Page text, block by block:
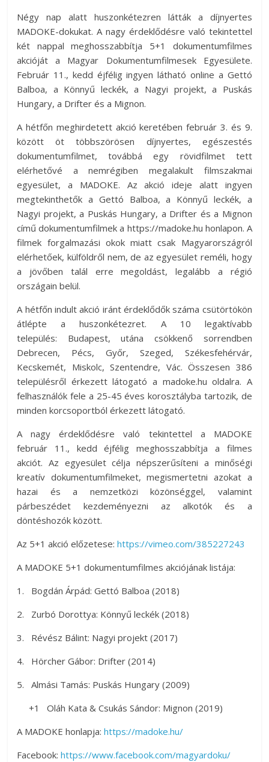
mint
céges
rendezvények
szervezőinek,
vagy
az
tervezgető
kisasszonyoknak.
Négy nap alatt huszonkétezren látták a díjnyertes
MADOKE-dokukat. A nagy érdeklődésre való tekintettel
két nappal meghosszabbítja 5+1 dokumentumfilmes
akcióját a Magyar Dokumentumfilmesek Egyesülete.
Február 11., kedd éjfélig ingyen látható online a Gettó
Balboa, a Könnyű leckék, a Nagyi projekt, a Puskás
Hungary, a Drifter és a Mignon.
A hétfőn meghirdetett akció keretében február 3. és 9.
között öt többszörösen díjnyertes, egészestés
dokumentumfilmet, továbbá egy rövidfilmet tett
elérhetővé a nemrégiben megalakult filmszakmai
egyesület, a MADOKE. Az akció ideje alatt ingyen
megtekinthetők a Gettó Balboa, a Könnyű leckék, a
Nagyi projekt, a Puskás Hungary, a Drifter és a Mignon
című dokumentumfilmek a https://madoke.hu honlapon. A
filmek forgalmazási okok miatt csak Magyarországról
elérhetőek, külföldről nem, de az egyesület reméli, hogy
a jövőben talál erre megoldást, legalább a régió
országain belül.
A hétfőn indult akció iránt érdeklődők száma csütörtökön
átlépte a huszonkétezret. A 10 legaktívabb
település: Budapest, utána csökkenő sorrendben
Debrecen, Pécs, Győr, Szeged, Székesfehérvár,
Kecskemét, Miskolc, Szentendre, Vác. Összesen 386
településről érkezett látogató a madoke.hu oldalra. A
felhasználók fele a 25-45 éves korosztályba tartozik, de
minden korcsoportból érkezett látogató.
A nagy érdeklődésre való tekintettel a MADOKE
február 11., kedd éjfélig meghosszabbítja a filmes
akciót. Az egyesület célja népszerűsíteni a minőségi
kreatív dokumentumfilmeket, megismertetni azokat a
hazai és a nemzetközi közönséggel, valamint
párbeszédet kezdeményezni az alkotók és a
döntéshozók között.
Az 5+1 akció előzetese:https://vimeo.com/385227243
A MADOKE 5+1 dokumentumfilmes akciójának listája:
1. Bogdán Árpád: Gettó Balboa (2018)
2. Zurbó Dorottya: Könnyű leckék (2018)
3. Révész Bálint: Nagyi projekt (2017)
4. Hörcher Gábor: Drifter (2014)
5. Almási Tamás: Puskás Hungary (2009)
+1 Oláh Kata & Csukás Sándor: Mignon (2019)
A MADOKE honlapja:https://madoke.hu/
Facebook:https://www.facebook.com/magyardoku/